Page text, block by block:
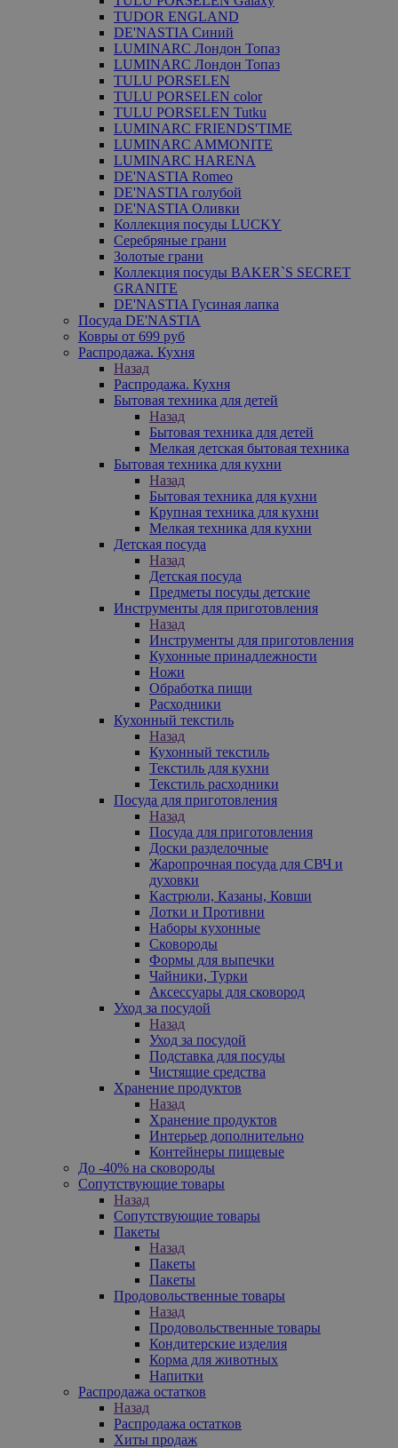
TUDOR ENGLAND
DE'NASTIA Синий
LUMINARC Лондон Топаз
LUMINARC Лондон Топаз
TULU PORSELEN
TULU PORSELEN color
TULU PORSELEN Tutku
LUMINARC FRIENDS'TIME
LUMINARC AMMONITE
LUMINARC HARENA
DE'NASTIA Romeo
DE'NASTIA голубой
DE'NASTIA Оливки
Коллекция посуды LUCKY
Серебряные грани
Золотые грани
Коллекция посуды BAKER`S SECRET
GRANITE
DE'NASTIA Гусиная лапка
Посуда DE'NASTIA
Ковры от 699 руб
Распродажа. Кухня
Назад
Распродажа. Кухня
Бытовая техника для детей
Назад
Бытовая техника для детей
Мелкая детская бытовая техника
Бытовая техника для кухни
Назад
Бытовая техника для кухни
Крупная техника для кухни
Мелкая техника для кухни
Детская посуда
Назад
Детская посуда
Предметы посуды детские
Инструменты для приготовления
Назад
Инструменты для приготовления
Кухонные принадлежности
Ножи
Обработка пищи
Расходники
Кухонный текстиль
Назад
Кухонный текстиль
Текстиль для кухни
Текстиль расходники
Посуда для приготовления
Назад
Посуда для приготовления
Доски разделочные
Жаропрочная посуда для СВЧ и
духовки
Кастрюли, Казаны, Ковши
Лотки и Противни
Наборы кухонные
Сковороды
Формы для выпечки
Чайники, Турки
Аксессуары для сковород
Уход за посудой
Назад
Уход за посудой
Подставка для посуды
Чистящие средства
Хранение продуктов
Назад
Хранение продуктов
Интерьер дополнительно
Контейнеры пищевые
До -40% на сковороды
Сопутствующие товары
Назад
Сопутствующие товары
Пакеты
Назад
Пакеты
Пакеты
Продовольственные товары
Назад
Продовольственные товары
Кондитерские изделия
Корма для животных
Напитки
Распродажа остатков
Назад
Распродажа остатков
Хиты продаж